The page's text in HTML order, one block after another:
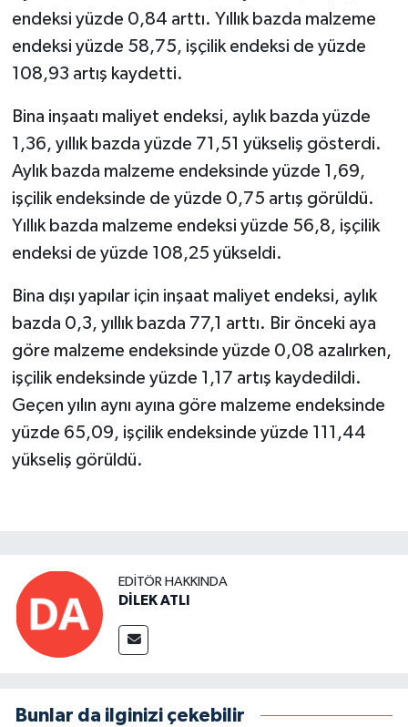
endeksi yüzde 0,84 arttı. Yıllık bazda malzeme
endeksi yüzde 58,75, işçilik endeksi de yüzde
108,93 artış kaydetti.
Bina inşaatı maliyet endeksi, aylık bazda yüzde
1,36, yıllık bazda yüzde 71,51 yükseliş gösterdi.
Aylık bazda malzeme endeksinde yüzde 1,69,
işçilik endeksinde de yüzde 0,75 artış görüldü.
Yıllık bazda malzeme endeksi yüzde 56,8, işçilik
endeksi de yüzde 108,25 yükseldi.
Bina dışı yapılar için inşaat maliyet endeksi, aylık
bazda 0,3, yıllık bazda 77,1 arttı. Bir önceki aya
göre malzeme endeksinde yüzde 0,08 azalırken,
işçilik endeksinde yüzde 1,17 artış kaydedildi.
Geçen yılın aynı ayına göre malzeme endeksinde
yüzde 65,09, işçilik endeksinde yüzde 111,44
yükseliş görüldü.
EDITÖR HAKKINDA
DİLEK ATLI
Bunlar da ilginizi çekebilir